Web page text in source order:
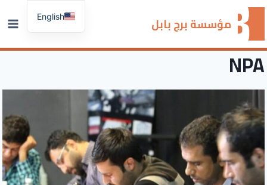
التجاوز
المحتوى
مؤسسة برج بابل
NPA
English